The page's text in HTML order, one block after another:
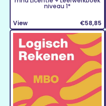
niveau 1*
View €58,85